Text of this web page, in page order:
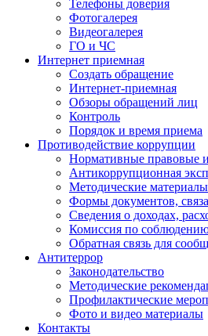
Телефоны доверия
Фотогалерея
Видеогалерея
ГО и ЧС
Интернет приемная
Создать обращение
Интернет-приемная
Обзоры обращений лиц
Контроль
Порядок и время приема
Противодействие коррупции
Нормативные правовые
Антикоррупционная
Методические материалы
Формы документов,
Сведения о доходах,
Комиссия по
Обратная связь для
Антитеррор
Законодательство
Методические
Профилактические
Фото и видео материалы
Контакты